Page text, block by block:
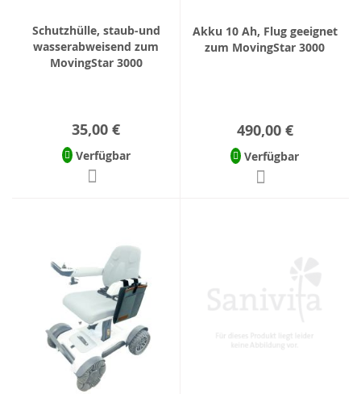
Schutzhülle, staub-und
wasserabweisend zum
MovingStar 3000
35,00 €
Verfügbar
Akku 10 Ah, Flug geeignet
zum MovingStar 3000
490,00 €
Verfügbar